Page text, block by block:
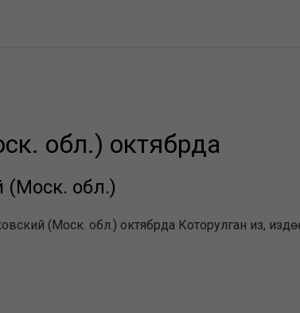
обл.) октябрда
(Моск. обл.)
(Моск. обл.) октябрда Которулган из,